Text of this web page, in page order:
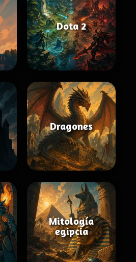
Dota 2
Dragones
Mitología
egipcia